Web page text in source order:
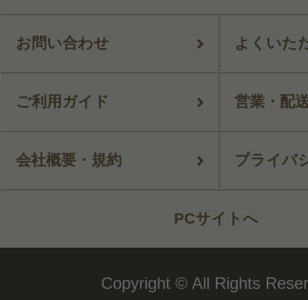
お問い合わせ よくいた
ご利用ガイド 営業・配
会社概要・規約 プライバ
PCサイトへ
Copyright © All Rights